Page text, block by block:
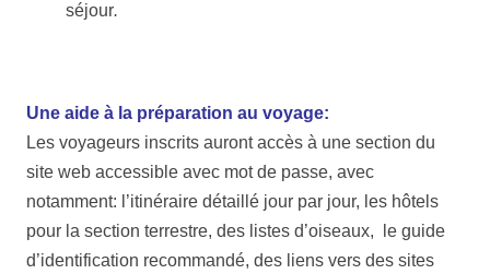
séjour.
Une aide à la préparation au voyage:
Les voyageurs inscrits auront accès à une section du
site web accessible avec mot de passe, avec
notamment: l’itinéraire détaillé jour par jour, les hôtels
pour la section terrestre, des listes d’oiseaux, le guide
d’identification recommandé, des liens vers des sites